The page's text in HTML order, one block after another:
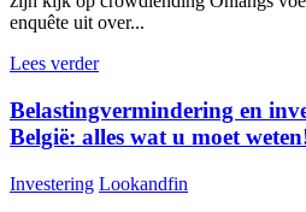
enquête uit over...
Lees verder
Belastingvermindering en
België: alles wat u moet
Investering Lookandfin